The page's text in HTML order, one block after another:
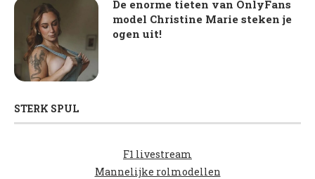
De enorme tieten van OnlyFans
model Christine Marie steken je
ogen uit!
STERK SPUL
F1 livestream
Mannelijke rolmodellen